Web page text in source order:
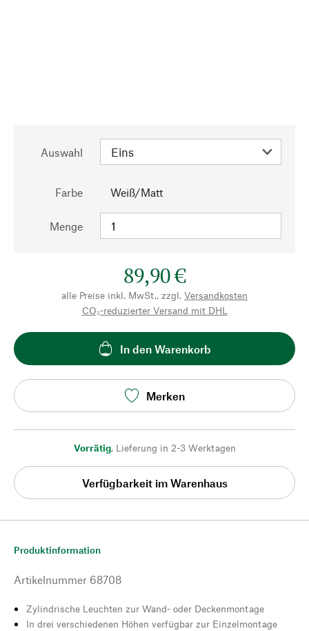
Auswahl
Farbe Weiß/Matt
Menge
89,90 €
alle Preise inkl. MwSt., zzgl. Versandkosten
CO₂-reduzierter Versand mit DHL
In den Warenkorb
Merken
Vorrätig, Lieferung in 2-3 Werktagen
Verfügbarkeit im Warenhaus
Produktinformation
Artikelnummer 68708
Zylindrische Leuchten zur Wand- oder Deckenmontage
In drei verschiedenen Höhen verfügbar zur Einzelmontage